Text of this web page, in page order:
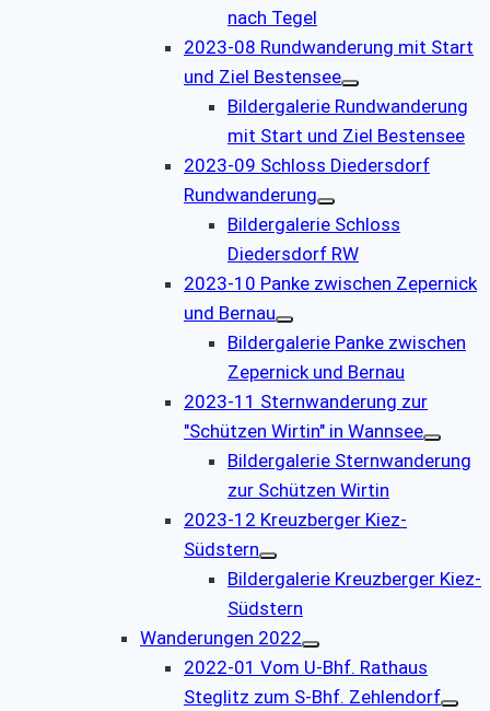
nach Tegel
2023-08 Rundwanderung mit Start
und Ziel Bestensee
Bildergalerie Rundwanderung
mit Start und Ziel Bestensee
2023-09 Schloss Diedersdorf
Rundwanderung
Bildergalerie Schloss
Diedersdorf RW
2023-10 Panke zwischen Zepernick
und Bernau
Bildergalerie Panke zwischen
Zepernick und Bernau
2023-11 Sternwanderung zur
"Schützen Wirtin" in Wannsee
Bildergalerie Sternwanderung
zur Schützen Wirtin
2023-12 Kreuzberger Kiez-
Südstern
Bildergalerie Kreuzberger Kiez-
Südstern
Wanderungen 2022
2022-01 Vom U-Bhf. Rathaus
Steglitz zum S-Bhf. Zehlendorf